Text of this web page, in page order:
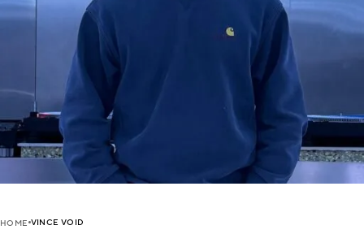
HOME VINCE VOID